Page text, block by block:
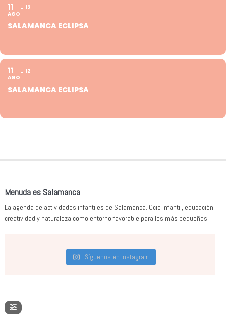
11
AGO
12
SALAMANCA ECLIPSA
11
AGO
12
SALAMANCA ECLIPSA
Menuda es Salamanca
La agenda de actividades infantiles de Salamanca. Ocio infantil, educación,
creatividad y naturaleza como entorno favorable para los más pequeños.
Síguenos en Instagram